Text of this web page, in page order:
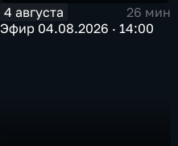
4 августа
26 мин
Эфир 04.08.2026 · 14:00